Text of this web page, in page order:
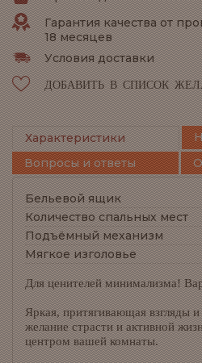
Гарантия качества от
18 месяцев
Условия доставки
ДОБАВИТЬ В СПИСОК
Характеристики
Вопросы и ответы
Бельевой ящик
Количество спальных мест
Подъёмный механизм
Мягкое изголовье
Для ценителей минимализма!
Яркая, притягивающая взгляды
желание страсти и активной
центром вашей комнаты.